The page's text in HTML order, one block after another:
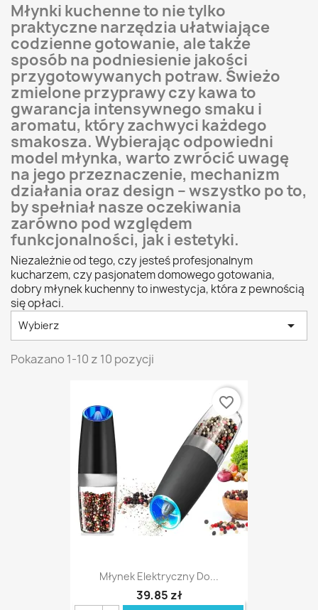
Młynki kuchenne to nie tylko
praktyczne narzędzia ułatwiające
codzienne gotowanie, ale także
sposób na podniesienie jakości
przygotowywanych potraw. Świeżo
zmielone przyprawy czy kawa to
gwarancja intensywnego smaku i
aromatu, który zachwyci każdego
smakosza. Wybierając odpowiedni
model młynka, warto zwrócić uwagę
na jego przeznaczenie, mechanizm
działania oraz design – wszystko po to,
by spełniał nasze oczekiwania
zarówno pod względem
funkcjonalności, jak i estetyki.
Niezależnie od tego, czy jesteś profesjonalnym
kucharzem, czy pasjonatem domowego gotowania,
dobry młynek kuchenny to inwestycja, która z pewnością
się opłaci.
Wybierz 
Pokazano 1-10 z 10 pozycji
Młynek Elektryczny Do...
39,85 zł
favorite_border